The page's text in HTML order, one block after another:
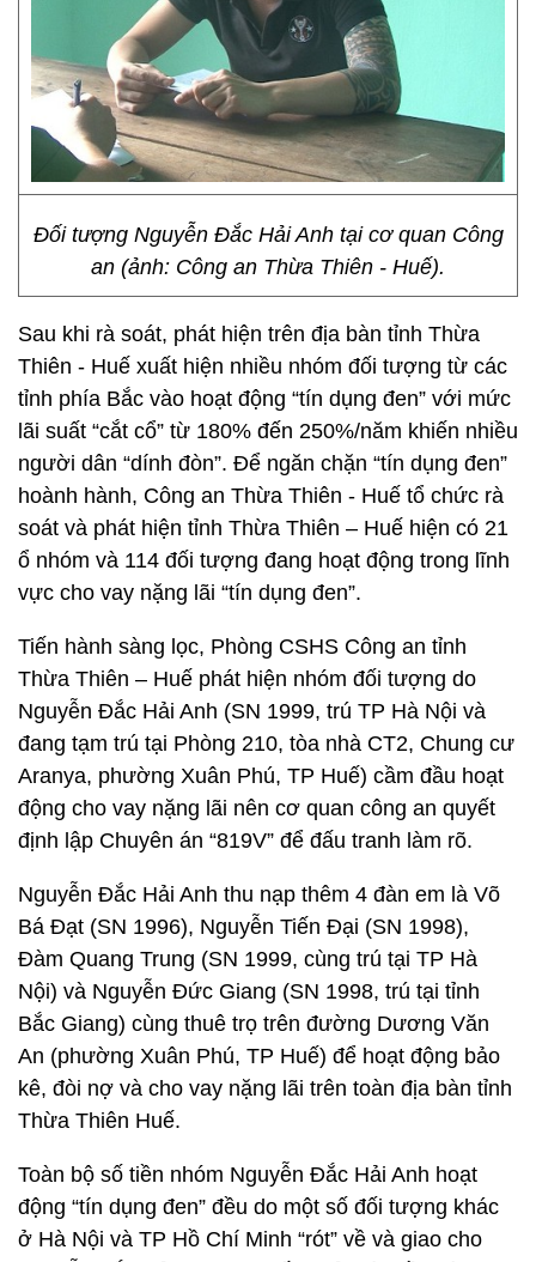
Đối tượng Nguyễn Đắc Hải Anh tại cơ quan Công
an (ảnh: Công an Thừa Thiên - Huế).
Sau khi rà soát, phát hiện trên địa bàn tỉnh Thừa
Thiên - Huế xuất hiện nhiều nhóm đối tượng từ các
tỉnh phía Bắc vào hoạt động “tín dụng đen” với mức
lãi suất “cắt cổ” từ 180% đến 250%/năm khiến nhiều
người dân “dính đòn”. Để ngăn chặn “tín dụng đen”
hoành hành, Công an Thừa Thiên - Huế tổ chức rà
soát và phát hiện tỉnh Thừa Thiên – Huế hiện có 21
ổ nhóm và 114 đối tượng đang hoạt động trong lĩnh
vực cho vay nặng lãi “tín dụng đen”.
Tiến hành sàng lọc, Phòng CSHS Công an tỉnh
Thừa Thiên – Huế phát hiện nhóm đối tượng do
Nguyễn Đắc Hải Anh (SN 1999, trú TP Hà Nội và
đang tạm trú tại Phòng 210, tòa nhà CT2, Chung cư
Aranya, phường Xuân Phú, TP Huế) cầm đầu hoạt
động cho vay nặng lãi nên cơ quan công an quyết
định lập Chuyên án “819V” để đấu tranh làm rõ.
Nguyễn Đắc Hải Anh thu nạp thêm 4 đàn em là Võ
Bá Đạt (SN 1996), Nguyễn Tiến Đại (SN 1998),
Đàm Quang Trung (SN 1999, cùng trú tại TP Hà
Nội) và Nguyễn Đức Giang (SN 1998, trú tại tỉnh
Bắc Giang) cùng thuê trọ trên đường Dương Văn
An (phường Xuân Phú, TP Huế) để hoạt động bảo
kê, đòi nợ và cho vay nặng lãi trên toàn địa bàn tỉnh
Thừa Thiên Huế.
Toàn bộ số tiền nhóm Nguyễn Đắc Hải Anh hoạt
động “tín dụng đen” đều do một số đối tượng khác
ở Hà Nội và TP Hồ Chí Minh “rót” về và giao cho